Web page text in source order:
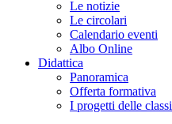
Le notizie
Le circolari
Calendario eventi
Albo Online
Didattica
Panoramica
Offerta formativa
I progetti delle classi